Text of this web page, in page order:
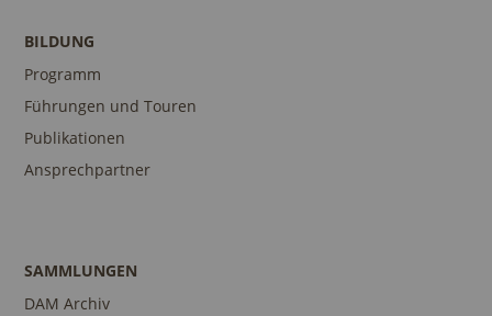
BILDUNG
Programm
Führungen und Touren
Publikationen
Ansprechpartner
SAMMLUNGEN
DAM Archiv